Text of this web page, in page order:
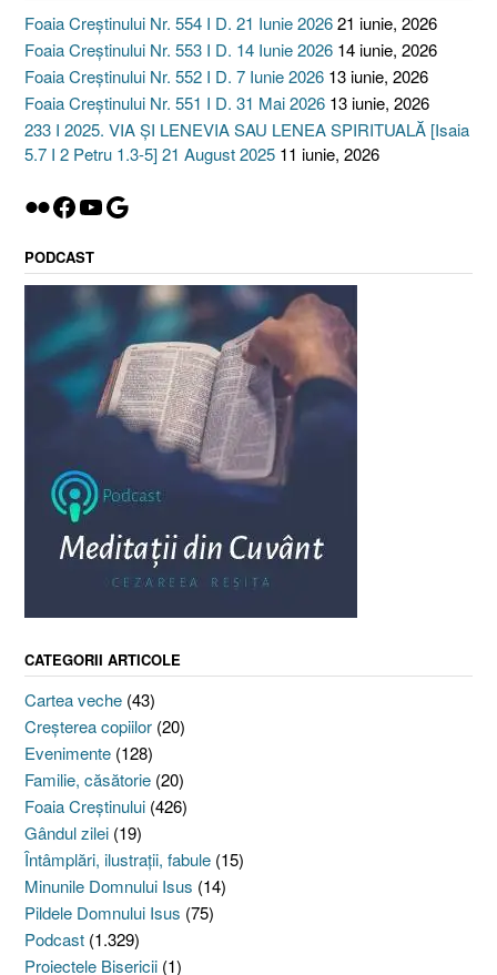
Foaia Creștinului Nr. 554 I D. 21 Iunie 202621 iunie, 2026
Foaia Creștinului Nr. 553 I D. 14 Iunie 2026 14 iunie, 2026
Foaia Creștinului Nr. 552 I D. 7 Iunie 2026 13 iunie, 2026
Foaia Creștinului Nr. 551 I D. 31 Mai 2026 13 iunie, 2026
233 I 2025. VIA ȘI LENEVIA SAU LENEA SPIRITUALĂ [Isaia
5.7 I 2 Petru 1.3-5] 21 August 2025 11 iunie, 2026
Flickr
Facebook
YouTube
Google
PODCAST
CATEGORII ARTICOLE
Cartea veche (43)
Creşterea copiilor (20)
Evenimente (128)
Familie, căsătorie (20)
Foaia Creştinului (426)
Gândul zilei (19)
Întâmplări, ilustraţii, fabule (15)
Minunile Domnului Isus (14)
Pildele Domnului Isus (75)
Podcast (1.329)
Proiectele Bisericii (1)